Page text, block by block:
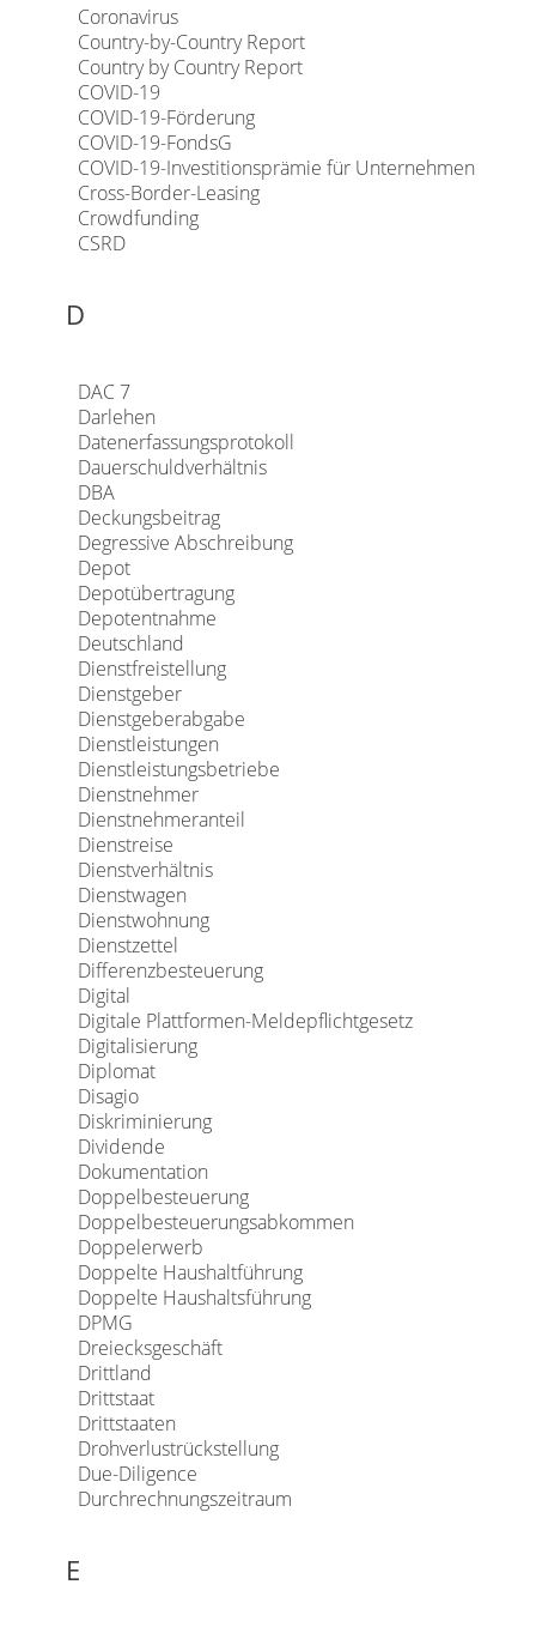
Coronavirus
Country-by-Country Report
Country by Country Report
COVID-19
COVID-19-Förderung
COVID-19-FondsG
COVID-19-Investitionsprämie für Unternehmen
Cross-Border-Leasing
Crowdfunding
CSRD
D
DAC 7
Darlehen
Datenerfassungsprotokoll
Dauerschuldverhältnis
DBA
Deckungsbeitrag
Degressive Abschreibung
Depot
Depotübertragung
Depotentnahme
Deutschland
Dienstfreistellung
Dienstgeber
Dienstgeberabgabe
Dienstleistungen
Dienstleistungsbetriebe
Dienstnehmer
Dienstnehmeranteil
Dienstreise
Dienstverhältnis
Dienstwagen
Dienstwohnung
Dienstzettel
Differenzbesteuerung
Digital
Digitale Plattformen-Meldepflichtgesetz
Digitalisierung
Diplomat
Disagio
Diskriminierung
Dividende
Dokumentation
Doppelbesteuerung
Doppelbesteuerungsabkommen
Doppelerwerb
Doppelte Haushaltführung
Doppelte Haushaltsführung
DPMG
Dreiecksgeschäft
Drittland
Drittstaat
Drittstaaten
Drohverlustrückstellung
Due-Diligence
Durchrechnungszeitraum
E